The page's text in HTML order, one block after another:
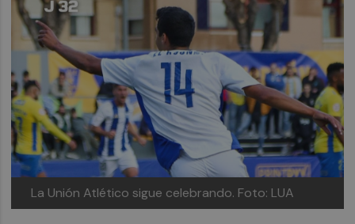
La Unión Atlético sigue celebrando. Foto: LUA